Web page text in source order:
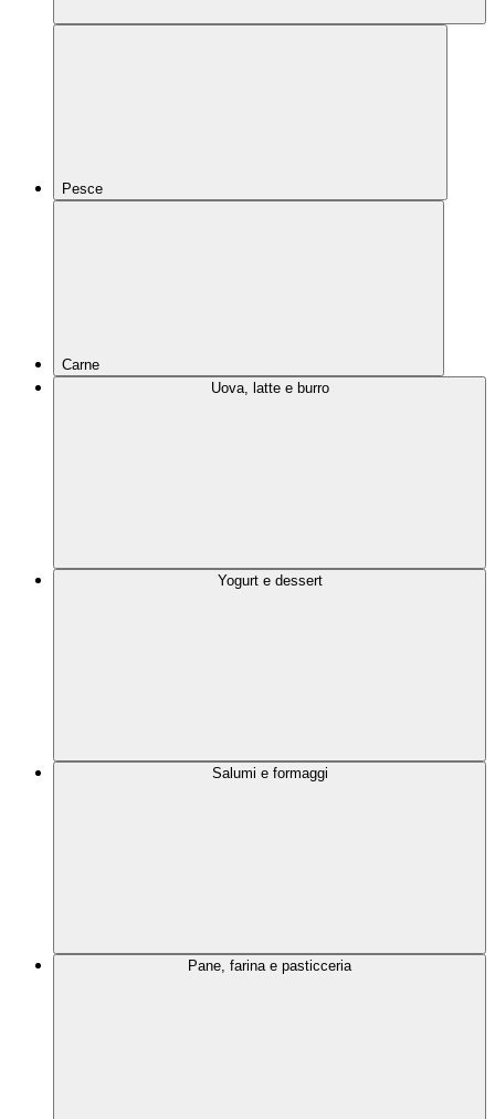
Pesce
Carne
Uova, latte e burro
Yogurt e dessert
Salumi e formaggi
Pane, farina e pasticceria